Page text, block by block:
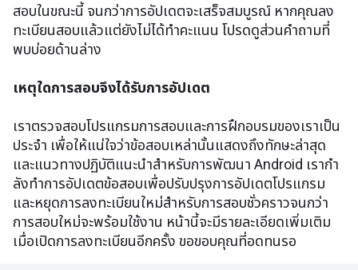
สอบในขณะนี้ จนกว่าการอัปเดตจะเสร็จสมบูรณ์ หากคุณลง
ทะเบียนสอบแล้วแต่ยังไม่ได้ทําคะแนน โปรดดูส่วนคําถามที่
พบบ่อยด้านล่าง
เหตุใดการสอบจึงได้รับการอัปเดต
เราตรวจสอบโปรแกรมการสอบและการฝึกอบรมของเราเป็น
ประจํา เพื่อให้แน่ใจว่าข้อสอบเหล่านั้นแสดงถึงทักษะล่าสุด
และแนวทางปฏิบัติแนะนําสําหรับการพัฒนา Android เรากํา
ลังทําการอัปเดตข้อสอบเพื่อปรับปรุงการอัปเดตโปรแกรม
และหยุดการลงทะเบียนใหม่สําหรับการสอบชั่วคราวจนกว่า
การสอบใหม่จะพร้อมใช้งาน หน้านี้จะมีรายละเอียดเพิ่มเติม
เมื่อเปิดการลงทะเบียนอีกครั้ง ขอขอบคุณที่อดทนรอ